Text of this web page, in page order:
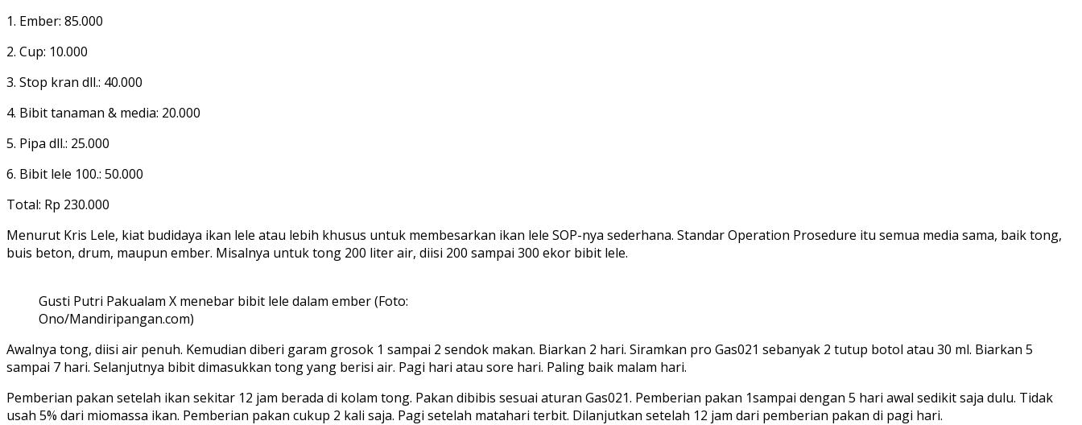
1. Ember: 85.000
2. Cup: 10.000
3. Stop kran dll.: 40.000
4. Bibit tanaman & media: 20.000
5. Pipa dll.: 25.000
6. Bibit lele 100.: 50.000
Total: Rp 230.000
Menurut Kris Lele, kiat budidaya ikan lele atau lebih khusus untuk membesarkan ikan lele SOP-nya sederhana. Standar Operation Prosedure itu semua media sama, baik tong,
buis beton, drum, maupun ember. Misalnya untuk tong 200 liter air, diisi 200 sampai 300 ekor bibit lele.
Gusti Putri Pakualam X menebar bibit lele dalam ember (Foto:
Ono/Mandiripangan.com)
Awalnya tong, diisi air penuh. Kemudian diberi garam grosok 1 sampai 2 sendok makan. Biarkan 2 hari. Siramkan pro Gas021 sebanyak 2 tutup botol atau 30 ml. Biarkan 5
sampai 7 hari. Selanjutnya bibit dimasukkan tong yang berisi air. Pagi hari atau sore hari. Paling baik malam hari.
Pemberian pakan setelah ikan sekitar 12 jam berada di kolam tong. Pakan dibibis sesuai aturan Gas021. Pemberian pakan 1sampai dengan 5 hari awal sedikit saja dulu. Tidak
usah 5% dari miomassa ikan. Pemberian pakan cukup 2 kali saja. Pagi setelah matahari terbit. Dilanjutkan setelah 12 jam dari pemberian pakan di pagi hari.